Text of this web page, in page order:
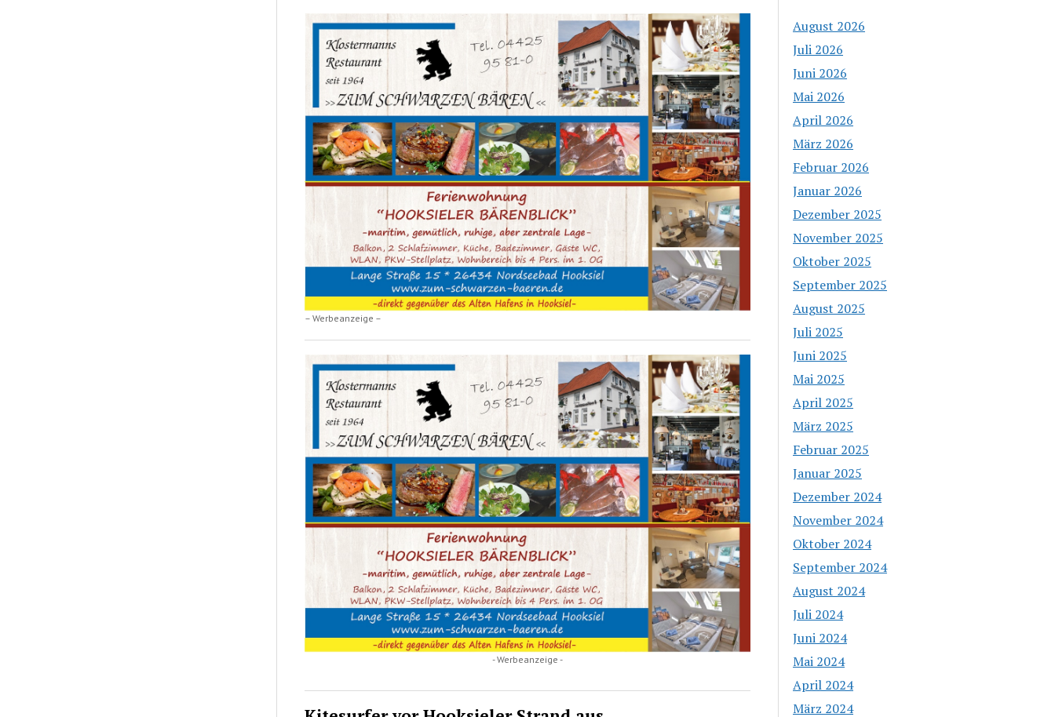
– Werbeanzeige –
- Werbeanzeige -
August 2026
Juli 2026
Juni 2026
Mai 2026
April 2026
März 2026
Februar 2026
Januar 2026
Dezember 2025
November 2025
Oktober 2025
September 2025
August 2025
Juli 2025
Juni 2025
Mai 2025
April 2025
März 2025
Februar 2025
Januar 2025
Dezember 2024
November 2024
Oktober 2024
September 2024
August 2024
Juli 2024
Juni 2024
Mai 2024
April 2024
März 2024